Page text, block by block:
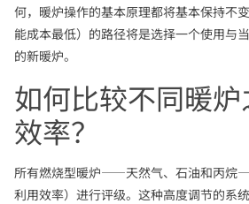
何，暖炉操作的基本原理都将基本保持不
能成本最低）的路径将是选择一个使用与
的新暖炉。
如何比较不同暖
效率？
所有燃烧型暖炉——天然气、石油和丙烷
利用效率）进行评级。这种高度调节的系